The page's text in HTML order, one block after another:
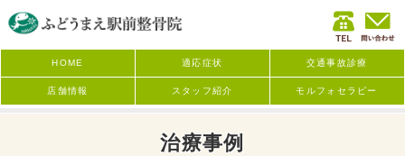
HOME 適応症状 交通事故診療
店舗情報 スタッフ紹介 モルフォセラピー
治療事例